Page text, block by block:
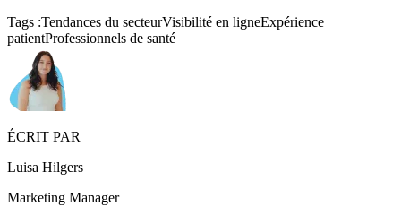
Tags :Tendances du secteurVisibilité en ligneExpérience
patientProfessionnels de santé
ÉCRIT PAR
Luisa Hilgers
Marketing Manager